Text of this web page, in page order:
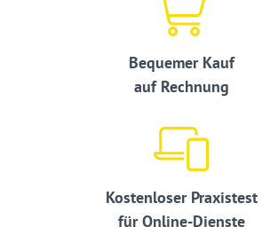
Bequemer Kauf
auf Rechnung
Kostenloser Praxistest
für Online-Dienste